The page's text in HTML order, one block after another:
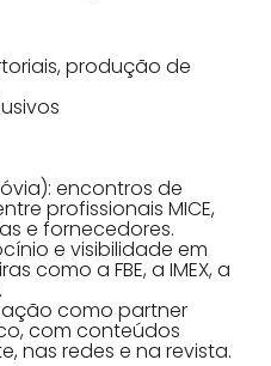
produção de
encontros de
profissionais MICE,
e fornecedores.
e visibilidade em
como a FBE, a IMEX, a
como partner
com conteúdos
nas redes e na revista.